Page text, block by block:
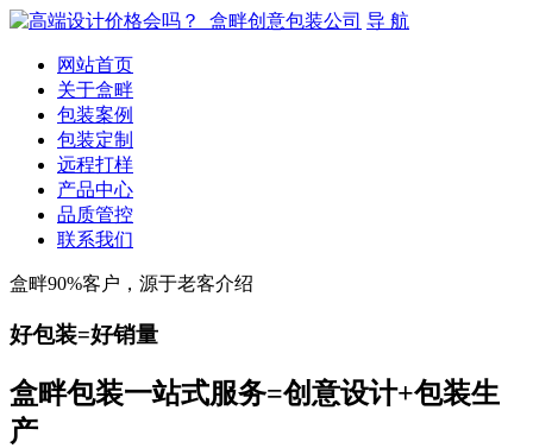
导 航
网站首页
关于盒畔
包装案例
包装定制
远程打样
产品中心
品质管控
联系我们
盒畔90%客户，源于老客介绍
好包装=好销量
盒畔包装一站式服务=创意设计+包装生
产